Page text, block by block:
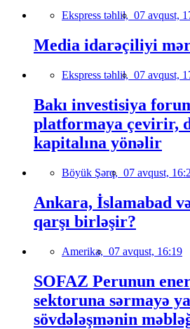
Ekspress təhlil, 07 avqust,
Media idarəçiliyi
Ekspress təhlil, 07 avqust,
Bakı investisiya
platformaya çevirir,
kapitalına yönəlir
Böyük Şərq, 07 avqust,
Ankara, İslamabad
qarşı birləşir?
Amerika, 07 avqust, 16:19
SOFAZ Perunun
sektoruna sərmayə
sövdələşmənin